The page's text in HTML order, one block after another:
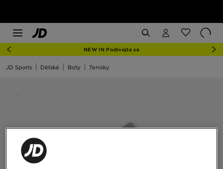
NEW IN Podívejte se
JD Sports Dětské Boty Tenisky